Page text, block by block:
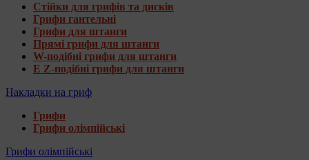
Стійки для грифів та дисків
Грифи гантельні
Грифи для штанги
Прямі грифи для штанги
W-подібні грифи для штанги
E Z-подібні грифи для штанги
Накладки на гриф
Грифи
Грифи олімпійські
Грифи олімпійські